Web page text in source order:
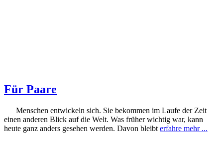
Für Paare
Menschen entwickeln sich. Sie bekommen im Laufe der Zeit
einen anderen Blick auf die Welt. Was früher wichtig war, kann
heute ganz anders gesehen werden. Davon bleibt erfahre mehr ...